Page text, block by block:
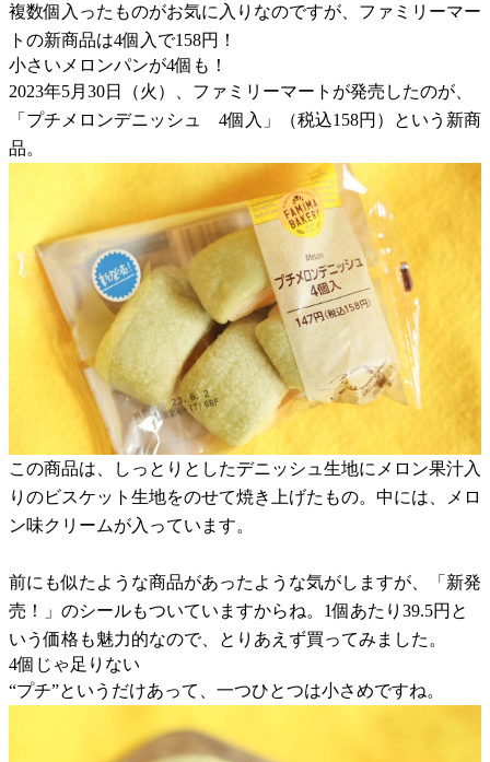
複数個入ったものがお気に入りなのですが、ファミリーマー
トの新商品は4個入で158円！
小さいメロンパンが4個も！
2023年5月30日（火）、ファミリーマートが発売したのが、
「プチメロンデニッシュ 4個入」（税込158円）という新商
品。
この商品は、しっとりとしたデニッシュ生地にメロン果汁入
りのビスケット生地をのせて焼き上げたもの。中には、メロ
ン味クリームが入っています。
前にも似たような商品があったような気がしますが、「新発
売！」のシールもついていますからね。1個あたり39.5円と
いう価格も魅力的なので、とりあえず買ってみました。
4個じゃ足りない
“プチ”というだけあって、一つひとつは小さめですね。